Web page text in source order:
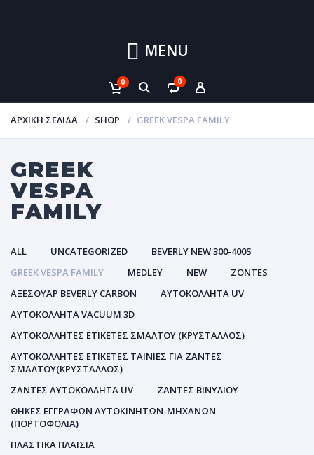
MENU
0 0
ΑΡΧΙΚΉ ΣΕΛΊΔΑ SHOP GREEK VESPA FAMILY
GREEK
VESPA
FAMILY
ALL UNCATEGORIZED
BEVERLY NEW 300-400S
GREEK VESPA FAMILY
MEDLEY NEW
ZONTES
ΑΞΕΣΟΥΑΡ BEVERLY CARBON
ΑΥΤΟΚΌΛΛΗΤΑ UV
ΑΥΤΟΚΌΛΛΗΤΑ VACUUM 3D
ΑΥΤΟΚΌΛΛΗΤΕΣ ΕΤΙΚΈΤΕΣ ΣΜΆΛΤΟΥ (ΚΡΥΣΤΑΛΛΟΣ)
ΑΥΤΟΚΌΛΛΗΤΕΣ ΕΤΙΚΈΤΕΣ ΤΑΙΝΊΕΣ ΓΙΑ ΖΆΝΤΕΣ
ΣΜΆΛΤΟΥ(ΚΡΎΣΤΑΛΛΟΣ)
ΖΆΝΤΕΣ ΑΥΤΟΚΌΛΛΗΤΑ UV
ΖΆΝΤΕΣ ΒΙΝΥΛΊΟΥ
ΘΉΚΕΣ ΕΓΓΡΆΦΩΝ ΑΥΤΟΚΙΝΗΤΩΝ-ΜΗΧΑΝΩΝ
(ΠΟΡΤΟΦΌΛΙΑ)
ΠΛΑΣΤΙΚΆ ΠΛΑΊΣΙΑ